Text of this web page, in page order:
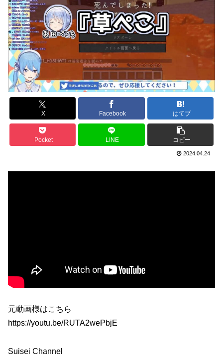
X Facebook はてブ
Pocket LINE コピー
2024.04.24
元動画様はこちら
https://youtu.be/RUTA2wePbjE
Suisei Channel